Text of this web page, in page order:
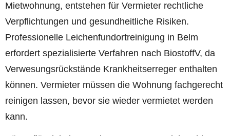
Mietwohnung, entstehen für Vermieter rechtliche
Verpflichtungen und gesundheitliche Risiken.
Professionelle Leichenfundortreinigung in Belm
erfordert spezialisierte Verfahren nach BiostoffV, da
Verwesungsrückstände Krankheitserreger enthalten
können. Vermieter müssen die Wohnung fachgerecht
reinigen lassen, bevor sie wieder vermietet werden
kann.